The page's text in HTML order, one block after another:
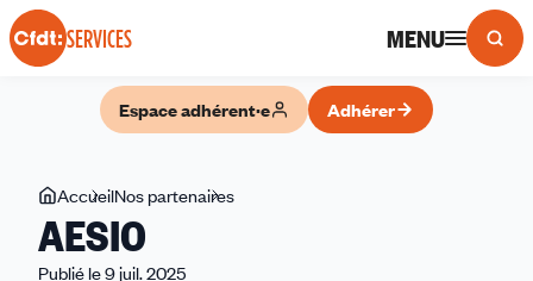
Panneau de gestion des cookies
SERVICES MENU
Espace adhérent·e Adhérer
Vous
êtes
ici
AccueilNos partenaires
AESIO
Publié le 9 juil. 2025